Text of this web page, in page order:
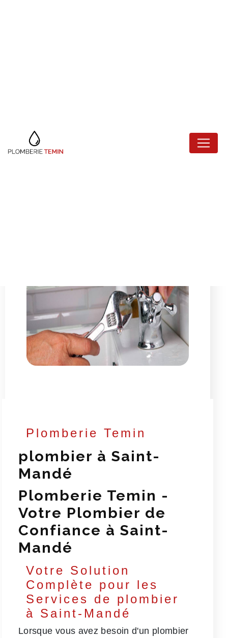
Plomberie Temin
plombier à Saint-
Mandé
Plomberie Temin -
Votre Plombier de
Confiance à Saint-
Mandé
Votre Solution
Complète pour les
Services de plombier
à Saint-Mandé
Lorsque vous avez besoin d'un plombier